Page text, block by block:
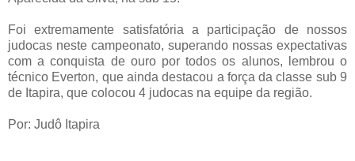
Foi extremamente satisfatória a participação de nossos
judocas neste campeonato, superando nossas expectativas
com a conquista de ouro por todos os alunos, lembrou o
técnico Everton, que ainda destacou a força da classe sub 9
de Itapira, que colocou 4 judocas na equipe da região.
Por: Judô Itapira